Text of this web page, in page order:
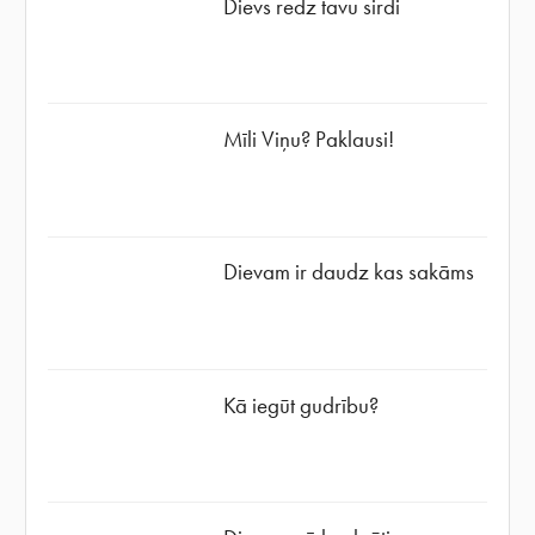
Dievs redz tavu sirdi
Mīli Viņu? Paklausi!
Dievam ir daudz kas sakāms
Kā iegūt gudrību?